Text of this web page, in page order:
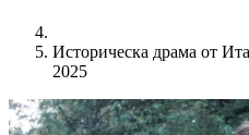
Историческа драма от
2025